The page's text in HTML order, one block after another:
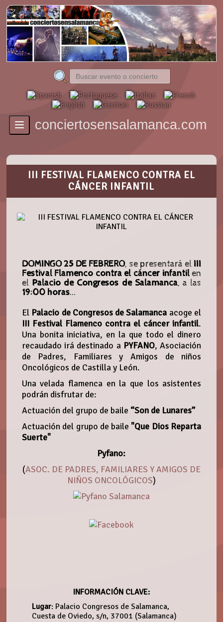
Toggle
navigationconciertosensalamanca.com
III FESTIVAL FLAMENCO CONTRA EL
CÁNCER INFANTIL
DOMINGO 25 DE FEBRERO, se presentará elIII
Festival Flamenco contra el cáncer infantilen
el Palacio de Congresos de Salamanca, a las
19:00 horas...
El Palacio de Congresos de Salamanca acoge el
III Festival Flamenco contra el cáncer infantil.
Una bonita iniciativa, en la que todo el dinero
recaudado irá destinado a PYFANO, Asociación
de Padres, Familiares y Amigos de niños
Oncológicos de Castilla y León.
Una velada flamenca en la que los asistentes
podrán disfrutar de:
Actuación del grupo de baile “Son de Lunares”
Actuación del grupo de baile "Que Dios Reparta
Suerte"
Pyfano:
(ASOC. DE PADRES, FAMILIARES Y AMIGOS DE
NIÑOS ONCOLÓGICOS)
INFORMACIÓN CLAVE:
Lugar: Palacio Congresos de Salamanca,
Cuesta de Oviedo, s/n, 37001 (Salamanca)